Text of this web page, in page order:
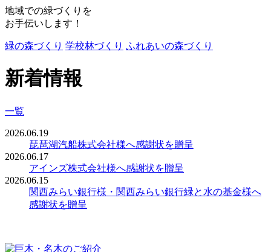
地域での緑づくりを
お手伝いします！
緑の森づくり 学校林づくり ふれあいの森づくり
新着情報
一覧
2026.06.19
琵琶湖汽船株式会社様へ感謝状を贈呈
2026.06.17
アインズ株式会社様へ感謝状を贈呈
2026.06.15
関西みらい銀行様・関西みらい銀行緑と水の基金様へ
感謝状を贈呈